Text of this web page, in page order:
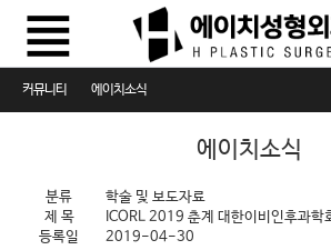
커뮤니티 에이치소식
자주하는 질문
에이치소식
분류
학술 및 보도자료
제 목
ICORL 2019 춘계 대한이비인후과학
등록일
2019-04-30